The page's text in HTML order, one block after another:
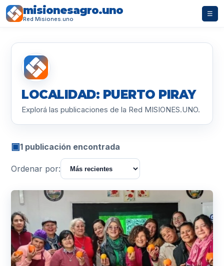
misionesagro.uno
Red Misiones.uno
☰
LOCALIDAD: PUERTO PIRAY
Explorá las publicaciones de la Red MISIONES.UNO.
▣1 publicación encontrada
Ordenar por: